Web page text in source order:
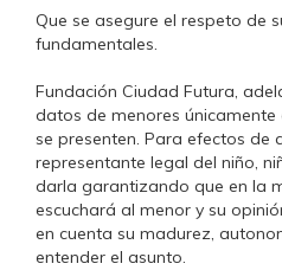
Que se asegure el respeto de
fundamentales.
Fundación Ciudad Futura,
datos de menores
se presenten. Para efectos de
representante legal del niño,
darla garantizando que en la
escuchará al menor y su
en cuenta su madurez,
entender el asunto.